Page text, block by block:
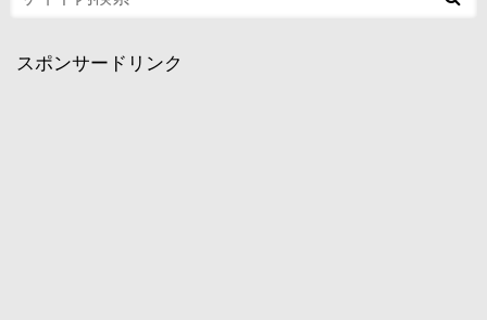
スポンサードリンク